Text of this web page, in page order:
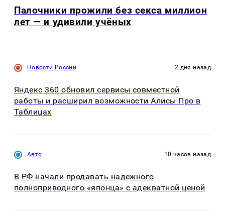
Палочники прожили без секса миллион
лет — и удивили учёных
Новости России 2 дня назад
Яндекс 360 обновил сервисы совместной
работы и расширил возможности Алисы Про в
Таблицах
Авто 10 часов назад
В РФ начали продавать надежного
полноприводного «японца» с адекватной ценой